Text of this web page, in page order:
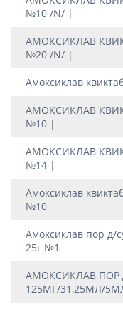
№10 /N/ |
АМОКСИКЛАВ
№20 /N/ |
Амоксиклав
АМОКСИКЛАВ
№10 |
АМОКСИКЛАВ
№14 |
Амоксиклав
№10
Амоксиклав пор д/
25г №1
АМОКСИКЛАВ ПОР
125МГ/31,25МЛ/